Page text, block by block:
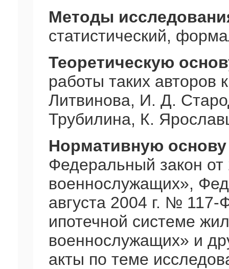
Методы
статистический,
Теоретическую
работы таких
Литвинова, И. Д.
Трубилина, К.
Нормативную
Федеральный закон от
военнослужащих»,
августа 2004 г. №
ипотечной системе
военнослужащих» и
акты по теме